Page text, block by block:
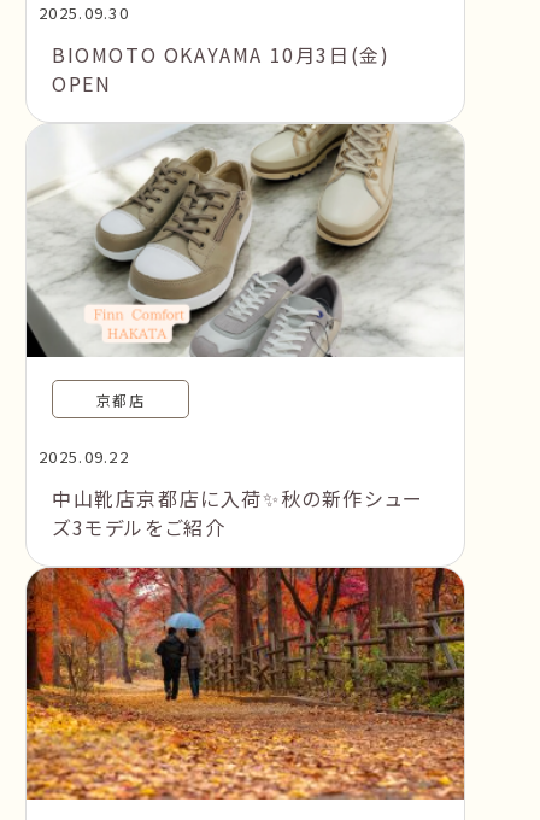
2025.09.30
BIOMOTO OKAYAMA 10月3日(金)
OPEN
京都店
2025.09.22
中山靴店京都店に入荷✨秋の新作シュー
ズ3モデルをご紹介